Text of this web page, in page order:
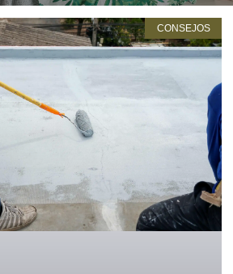
CONSEJOS